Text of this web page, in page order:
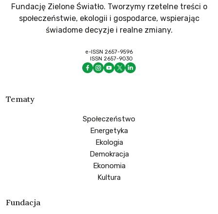
Fundację Zielone Światło. Tworzymy rzetelne treści o
społeczeństwie, ekologii i gospodarce, wspierając
świadome decyzje i realne zmiany.
e-ISSN 2657-9596
ISSN 2657-9030
Tematy
Społeczeństwo
Energetyka
Ekologia
Demokracja
Ekonomia
Kultura
Fundacja